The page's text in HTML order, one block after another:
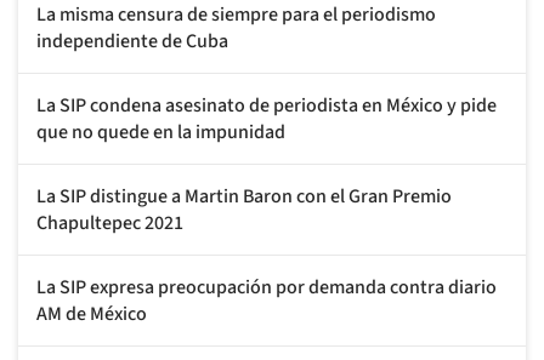
La misma censura de siempre para el periodismo
independiente de Cuba
La SIP condena asesinato de periodista en México y pide
que no quede en la impunidad
La SIP distingue a Martin Baron con el Gran Premio
Chapultepec 2021
La SIP expresa preocupación por demanda contra diario
AM de México